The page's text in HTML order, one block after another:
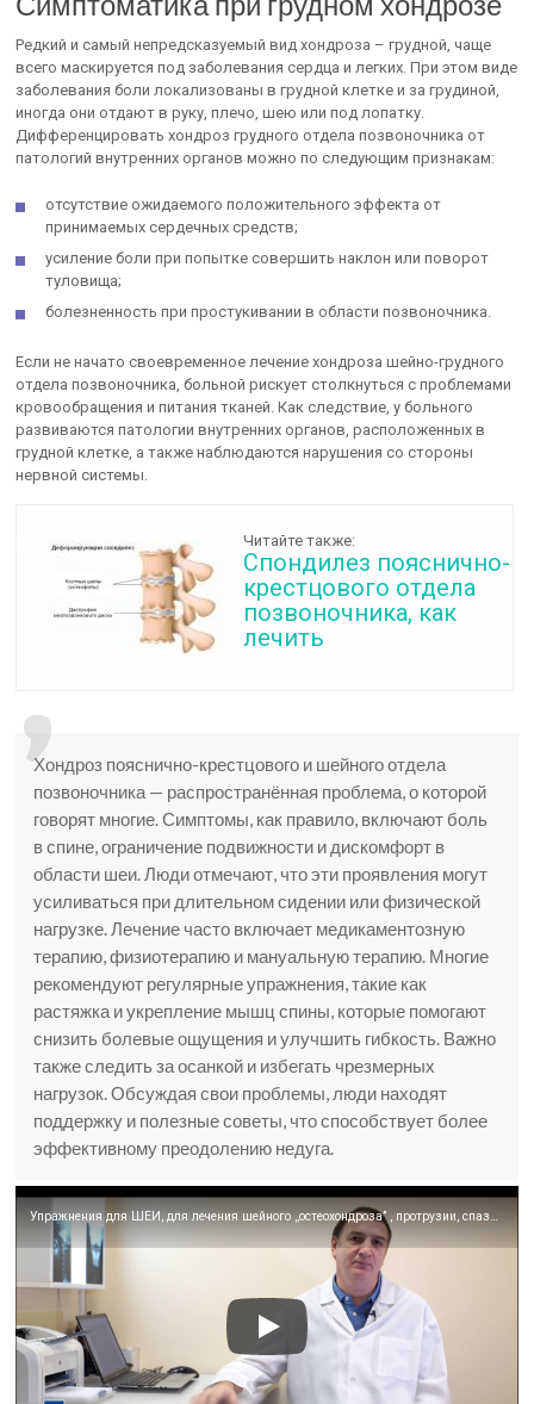
Редкий и самый непредсказуемый вид хондроза – грудной, чаще
всего маскируется под заболевания сердца и легких. При этом виде
заболевания боли локализованы в грудной клетке и за грудиной,
иногда они отдают в руку, плечо, шею или под лопатку.
Дифференцировать хондроз грудного отдела позвоночника от
патологий внутренних органов можно по следующим признакам:
отсутствие ожидаемого положительного эффекта от
принимаемых сердечных средств;
усиление боли при попытке совершить наклон или поворот
туловища;
болезненность при простукивании в области позвоночника.
Если не начато своевременное лечение хондроза шейно-грудного
отдела позвоночника, больной рискует столкнуться с проблемами
кровообращения и питания тканей. Как следствие, у больного
развиваются патологии внутренних органов, расположенных в
грудной клетке, а также наблюдаются нарушения со стороны
нервной системы.
Читайте также:
Спондилез пояснично-
крестцового отдела
позвоночника, как
лечить
Хондроз пояснично-крестцового и шейного отдела
позвоночника — распространённая проблема, о которой
говорят многие. Симптомы, как правило, включают боль
в спине, ограничение подвижности и дискомфорт в
области шеи. Люди отмечают, что эти проявления могут
усиливаться при длительном сидении или физической
нагрузке. Лечение часто включает медикаментозную
терапию, физиотерапию и мануальную терапию. Многие
рекомендуют регулярные упражнения, такие как
растяжка и укрепление мышц спины, которые помогают
снизить болевые ощущения и улучшить гибкость. Важно
также следить за осанкой и избегать чрезмерных
нагрузок. Обсуждая свои проблемы, люди находят
поддержку и полезные советы, что способствует более
эффективному преодолению недуга.
Упражнения для ШЕИ, для лечения шейного ,,остеохондроза’’ , протрузии, спазма, и не только….